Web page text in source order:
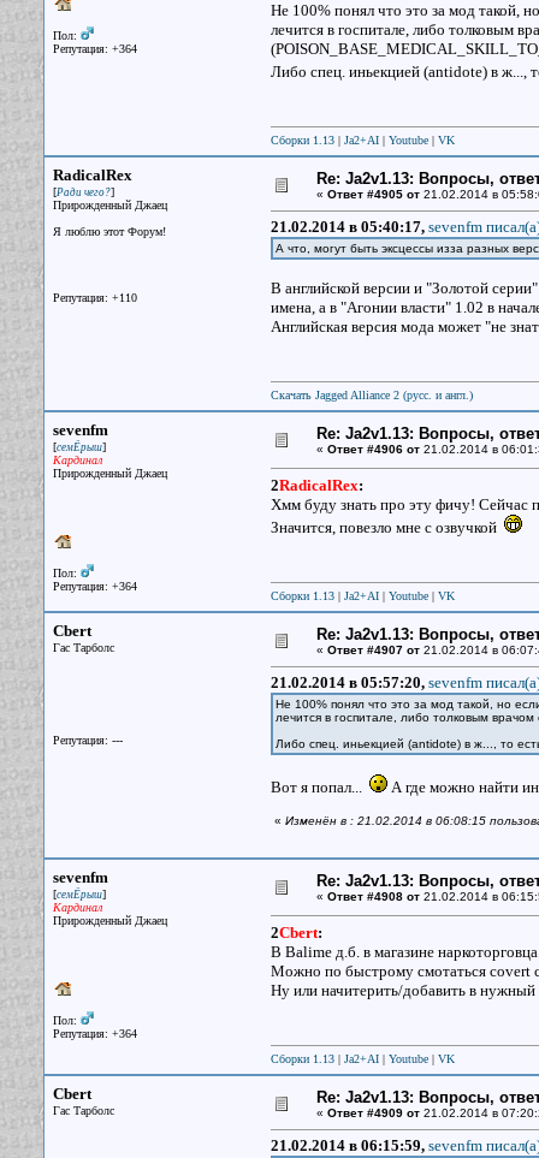
Пол:
Репутация: +364
Не 100% понял что это за мод такой,
лечится в госпитале, либо толковым
Либо спец. иньекцией (antidote) в ж...,
Сборки 1.13| Ja2+AI| Youtube| VK
RadicalRex
[Ради чего?]
Прирожденный Джаец
Я люблю этот Форум!
Репутация: +110
Re: Ja2v1.13: Вопросы,
« Ответ #4905 от21.02.2014 в
21.02.2014 в 05:40:17, sevenfm
А что, могут быть эксцессы изза разных
В английской версии и "Золотой
имена, а в "Агонии власти" 1.02 в
Английская версия мода может "не
Скачать Jagged Alliance 2 (русс. и англ.)
sevenfm
[семЁрыш]
Кардинал
Прирожденный Джаец
Пол:
Репутация: +364
Re: Ja2v1.13: Вопросы,
« Ответ #4906 от21.02.2014 в
2RadicalRex:
Хмм буду знать про эту фичу! Сейчас
Значится, повезло мне с озвучкой
Сборки 1.13| Ja2+AI| Youtube| VK
Cbert
Гас Тарболс
Репутация: ---
Re: Ja2v1.13: Вопросы,
« Ответ #4907 от21.02.2014 в
21.02.2014 в 05:57:20, sevenfm
Не 100% понял что это за мод такой, но
лечится в госпитале, либо толковым
Либо спец. иньекцией (antidote) в ж..., то
Вот я попал... А где можно найти
« Изменён в : 21.02.2014 в 06:08:15
sevenfm
[семЁрыш]
Кардинал
Прирожденный Джаец
Пол:
Репутация: +364
Re: Ja2v1.13: Вопросы,
« Ответ #4908 от21.02.2014 в
2Cbert:
В Balime д.б. в магазине
Можно по быстрому смотаться covert
Ну или начитерить/добавить в
Сборки 1.13| Ja2+AI| Youtube| VK
Cbert
Гас Тарболс
Re: Ja2v1.13: Вопросы,
« Ответ #4909 от21.02.2014 в
21.02.2014 в 06:15:59, sevenfm